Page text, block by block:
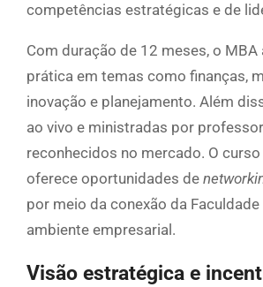
competências estratégicas e de
Com duração de 12 meses, o MBA
prática em temas como finanças,
inovação e planejamento. Além
ao vivo e ministradas por
reconhecidos no mercado. O
oferece oportunidades de
por meio da conexão da
ambiente empresarial.
Visão estratégica e